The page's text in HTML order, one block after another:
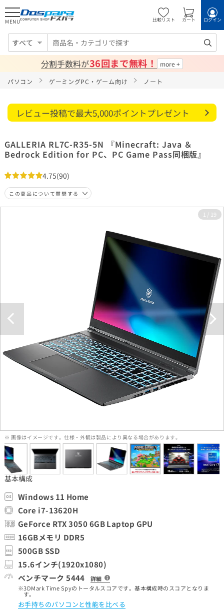
MENU 比較リスト カート ログイン
すべて
分割手数料が36回まで無料！
パソコン ゲーミングPC・ゲーム向け ノート
レビュー投稿で最大5,000ポイントプレゼント
GALLERIA RL7C-R35-5N 『Minecraft: Java ＆
Bedrock Edition for PC、PC Game Pass同梱版』
4.75(90)
この商品について質問する
1 / 19
※ 画像はイメージです。仕様・外観は製品により異なる場合があります。
基本構成
Windows 11 Home
Core i7-13620H
GeForce RTX 3050 6GB Laptop GPU
16GBメモリ DDR5
500GB SSD
15.6インチ(1920x1080)
ベンチマーク 5444
詳細
3DMark Time Spyのトータルスコアです。基本構成時のスコアとなりま
す。
お手持ちのパソコンと性能を比べる